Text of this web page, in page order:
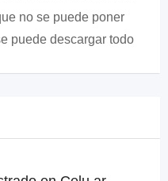
no se puede poner
puede descargar todo